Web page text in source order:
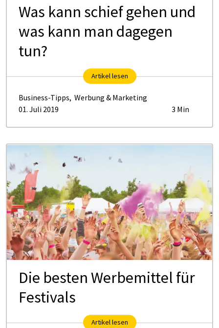
Was kann schief gehen und
was kann man dagegen
tun?
Artikel lesen
Business-Tipps, Werbung & Marketing
01. Juli 2019
3 Min
Die bes­ten Wer­be­mit­tel für
Fes­ti­vals
Artikel lesen